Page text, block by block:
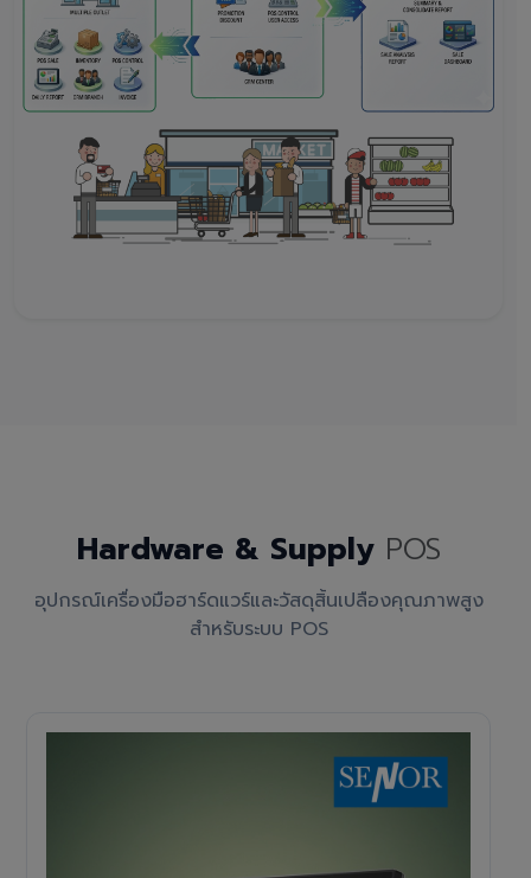
Hardware & Supply POS
อุปกรณ์เครื่องมือฮาร์ดแวร์และวัสดุสิ้นเปลืองคุณภาพสูง
สำหรับระบบ POS